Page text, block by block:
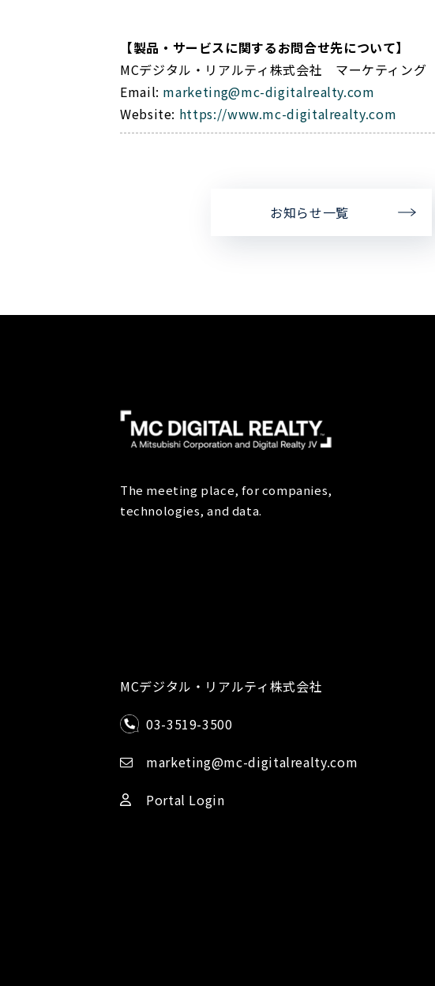
【製品・サービスに関するお問合せ先について】
MCデジタル・リアルティ株式会社 マーケティング
Email: marketing@mc-digitalrealty.com
Website: https://www.mc-digitalrealty.com
お知らせ一覧
The meeting place, for companies,
technologies, and data.
MCデジタル・リアルティ株式会社
03-3519-3500
marketing@mc-digitalrealty.com
Portal Login